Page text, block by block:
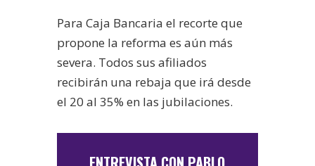
Para Caja Bancaria el recorte que
propone la reforma es aún más
severa. Todos sus afiliados
recibirán una rebaja que irá desde
el 20 al 35% en las jubilaciones.